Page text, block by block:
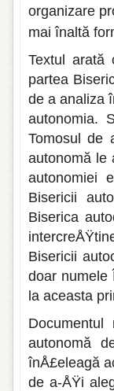
organizare
mai înaltă
Textul arată
partea
de a analiza
autonomia.
Tomosul de
autonomă le
autonomiei
Bisericii
Biserica
Bisericii
doar numele
la aceasta
autonomă
înÅ£eleagă
de a-ÅŸi